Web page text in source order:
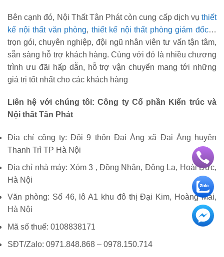
Bên cạnh đó, Nội Thất Tân Phát còn cung cấp dịch vụ thiết
kế nội thất văn phòng, thiết kế nội thất phòng giám đốc…
trọn gói, chuyên nghiệp, đội ngũ nhân viên tư vấn tận tâm,
sẵn sàng hỗ trợ khách hàng. Cùng với đó là nhiều chương
trình ưu đãi hấp dẫn, hỗ trợ vận chuyển mang tới những
giá trị tốt nhất cho các khách hàng
Liên hệ với chúng tôi: Công ty Cổ phần Kiến trúc và
Nội thất Tân Phát
Địa chỉ công ty: Đội 9 thôn Đại Áng xã Đại Áng huyện
Thanh Trì TP Hà Nội
Địa chỉ nhà máy: Xóm 3 , Đồng Nhân, Đông La, Hoài Đức,
Hà Nội
Văn phòng: Số 46, lô A1 khu đô thị Đại Kim, Hoàng Mai,
Hà Nội
Mã số thuế: 0108838171
SĐT/Zalo: 0971.848.868 – 0978.150.714